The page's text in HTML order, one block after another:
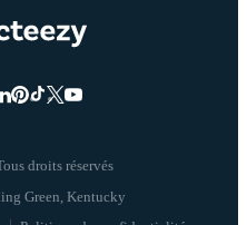
droits réservés